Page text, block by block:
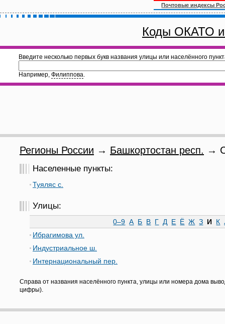
Почтовые индексы
Коды ОКАТО
Введите несколько первых букв названия улицы или населённого
Например, Филиппова.
Регионы России → Башкортостан респ. →
Населенные пункты:
Туяляс с.
Улицы:
0–9 А Б В Г Д Е Ё Ж З И К
Ибрагимова ул.
Индустриальное ш.
Интернациональный пер.
Справа от названия населённого пункта, улицы или номера дома
цифры).